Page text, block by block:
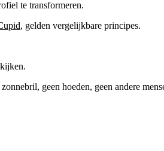
te transformeren.
, gelden vergelijkbare principes.
geen hoeden, geen andere